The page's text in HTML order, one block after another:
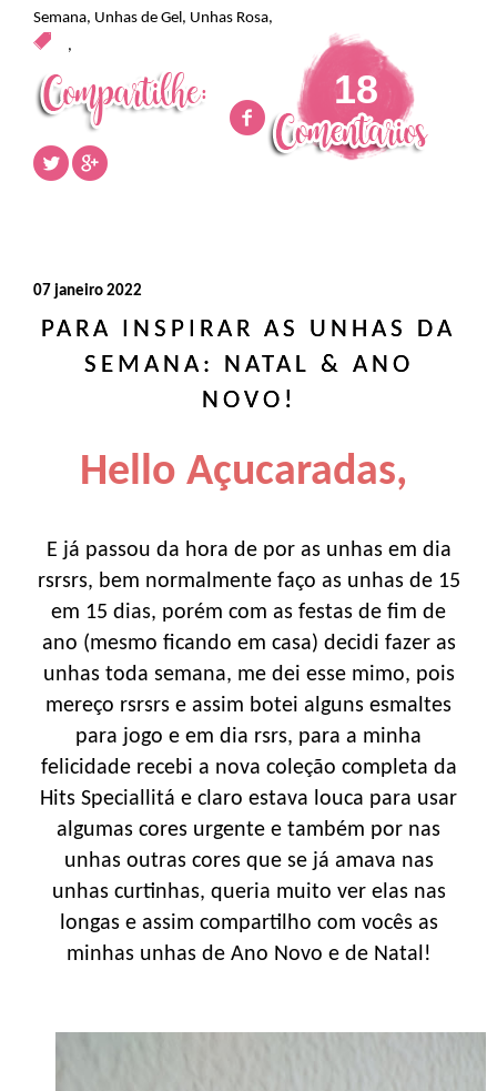
Semana, Unhas de Gel , Unhas Rosa,
,
18
07 janeiro 2022
PARA INSPIRAR AS UNHAS DA
SEMANA: NATAL & ANO
NOVO!
Hello Açucaradas,
E já passou da hora de por as unhas em dia
rsrsrs, bem normalmente faço as unhas de 15
em 15 dias, porém com as festas de fim de
ano (mesmo ficando em casa) decidi fazer as
unhas toda semana, me dei esse mimo, pois
mereço rsrsrs e assim botei alguns esmaltes
para jogo e em dia rsrs, para a minha
felicidade recebi a nova coleção completa da
Hits Speciallitá e claro estava louca para usar
algumas cores urgente e também por nas
unhas outras cores que se já amava nas
unhas curtinhas, queria muito ver elas nas
longas e assim compartilho com vocês as
minhas unhas de Ano Novo e de Natal!